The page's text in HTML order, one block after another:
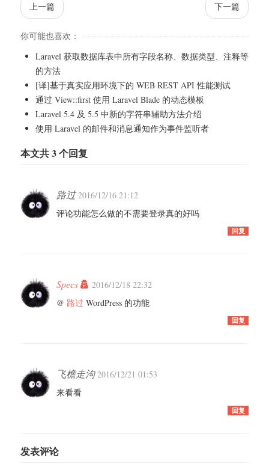
上一篇 下一篇
你可能也喜欢：
Laravel 获取数据库表中所有字段名称、数据类型、注释等
的方法
[译]基于真实应用环境下的 WEB REST API 性能测试
通过 View::first 使用 Laravel Blade 的动态模板
Laravel 5.4 及 5.5 中新的字符串辅助方法介绍
使用 Laravel 的邮件和消息通知作为事件监听者
本文共 3 个回复
路过2016/12/16 21:12
评论功能怎么做的不需要登录真的好吗
回复
Specs
2016/12/18 22:32
@ 路过 WordPress 的功能
回复
飞檐走沟2016/12/21 01:53
来看看
回复
发表评论